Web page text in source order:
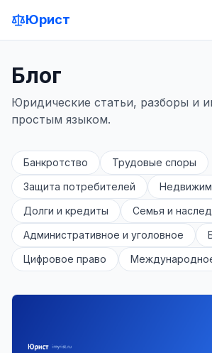
Юрист
Блог
Юридические статьи, разборы и
простым языком.
Банкротство
Трудовые споры
Защита потребителей
Долги и кредиты
Семья и
Административное и уголовное
Цифровое право